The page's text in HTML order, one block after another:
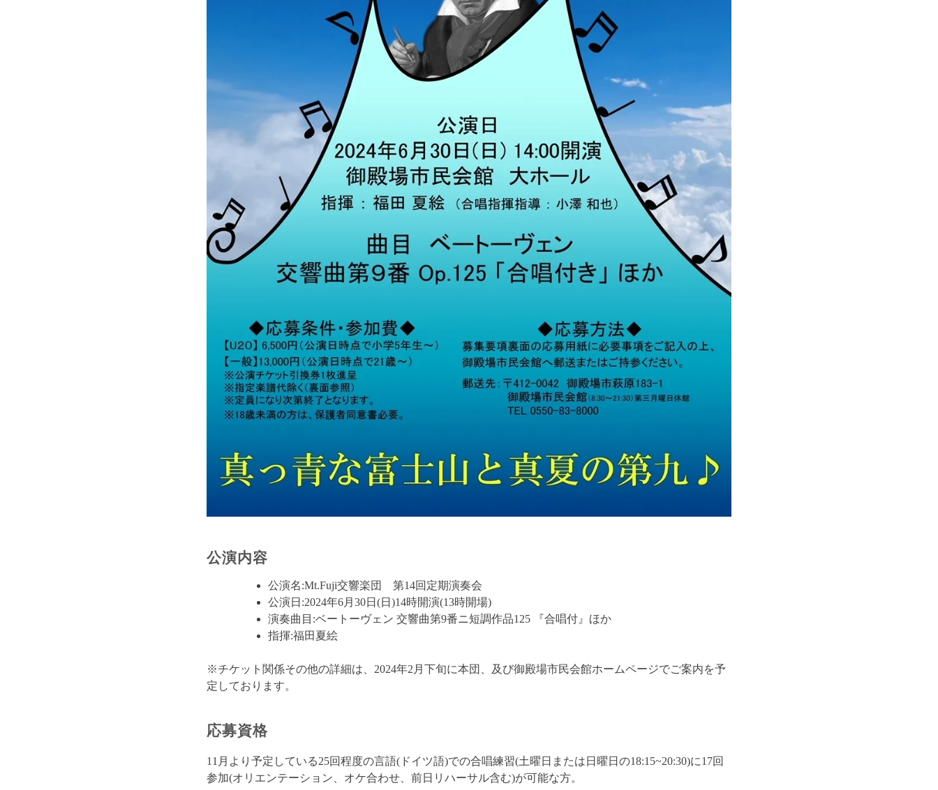
公演内容
公演名:Mt.Fuji交響楽団 第14回定期演奏会
公演日:2024年6月30日(日)14時開演(13時開場)
演奏曲目:ベートーヴェン 交響曲第9番ニ短調作品125 『合唱付』ほか
指揮:福田夏絵
※チケット関係その他の詳細は、2024年2月下旬に本団、及び御殿場市民会館ホームページでご案内を予
定しております。
応募資格
11月より予定している25回程度の言語(ドイツ語)での合唱練習(土曜日または日曜日の18:15~20:30)に17回
参加(オリエンテーション、オケ合わせ、前日リハーサル含む)が可能な方。